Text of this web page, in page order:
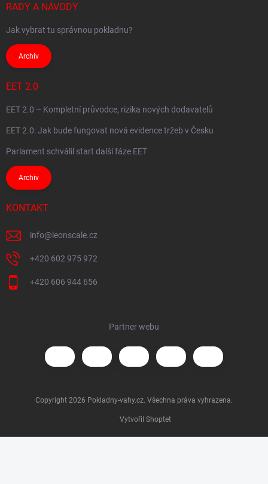
RADY A NÁVODY
Jak vybrat tu správnou pokladnu?
Archiv
EET 2.0
EET 2.0 – Kompletní průvodce, rizika nových dodavatelů
EET 2.0: Jak bude fungovat nová evidence tržeb v Česku
Parlament schválil start další fáze EET
Archiv
KONTAKT
info@ leonscale.cz
+420 602 975 972
+420 606 944 656
Partner webu
Vytvořil Shoptet
Copyright 2026 Pokladny-vahy.cz. Všechna práva vyhrazena.